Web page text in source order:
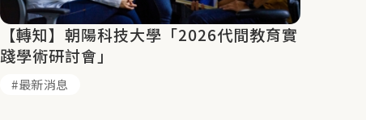
【轉知】朝陽科技大學「2026代間教育實
踐學術研討會」
最新消息